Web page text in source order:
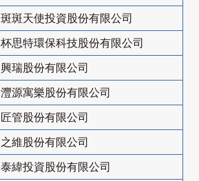
斑斑天使投資股份有限公司
杯思特環保科技股份有限公司
興瑞股份有限公司
灃源寓樂股份有限公司
匠管股份有限公司
之維股份有限公司
泰緯投資股份有限公司